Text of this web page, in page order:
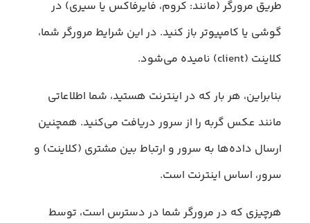
طریق مرورگر (مانند: کروم، فایرفاکس یا سیری) در
گوشی یا کامپیوتر باز کنید. در این شرایط مرورگر شما،
کلاینت (client) نامیده می‌شود.
بنابراین، هر بار که در اینترنت هستید، شما اطلاعاتی
مانند عکس گربه را از سرور دریافت می‌کنید. همچنین
ارسال داده‌ها به سرور و ارتباط بین مشتری (کلاینت) و
سرور، اساس اینترنت است.
هرچیزی که در مرورگر شما در دسترس است، توسط